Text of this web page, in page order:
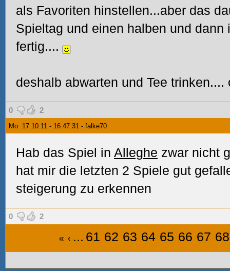
als Favoriten hinstellen...aber das
Spieltag und einen halben und dann
fertig....
deshalb abwarten und Tee
0 2
Mo. 17.10.11 - 16:47:31 - falke70
Hab das Spiel in Alleghe zwar nicht
hat mir die letzten 2 Spiele gut
steigerung zu erkennen
0 2
« ‹ ... 61 62 63 64 65 66 67 68